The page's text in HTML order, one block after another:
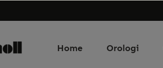
Home Orologi